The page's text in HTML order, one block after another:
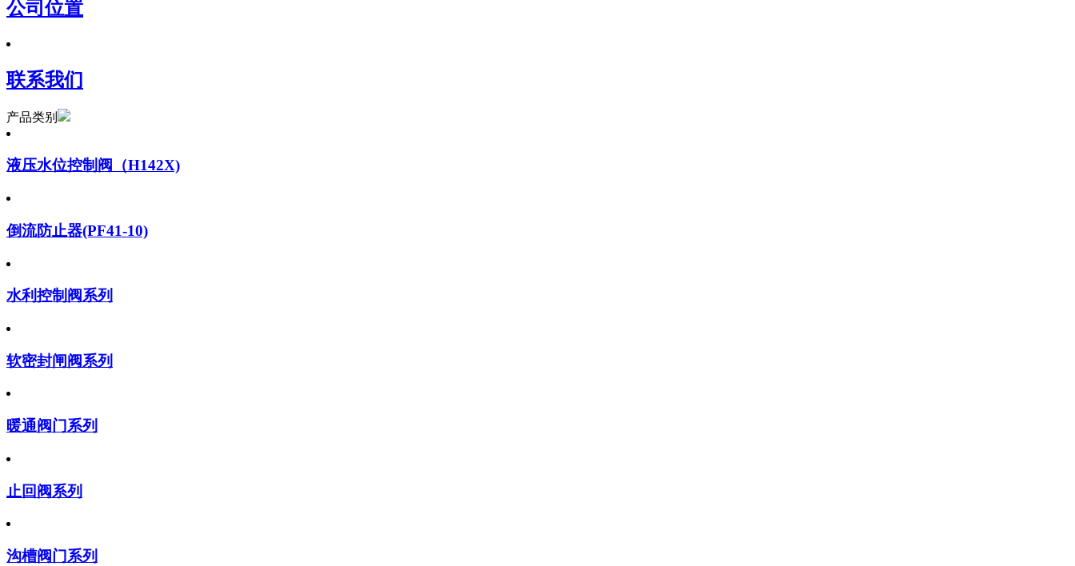
公司位置
联系我们
产品类别
液压水位控制阀（H142X)
倒流防止器(PF41-10)
水利控制阀系列
软密封闸阀系列
暖通阀门系列
止回阀系列
沟槽阀门系列